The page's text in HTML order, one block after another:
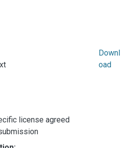
license agreed
Downl
oad